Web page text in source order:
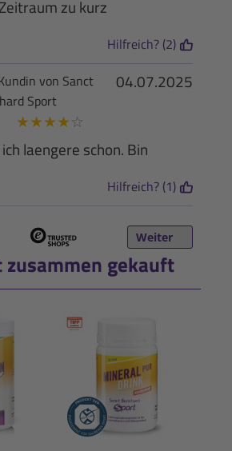
Zeitraum zu kurz
Hilfreich? (2)
04.07.2025
von Sanct
Sport
★★★★ ☆
laengere schon. Bin
Hilfreich? (1)
Weiter
gekauft